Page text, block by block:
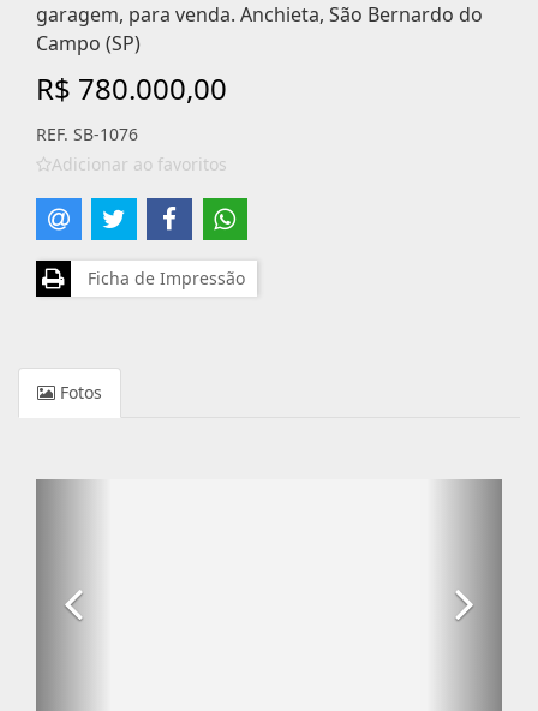
garagem, para venda. Anchieta, São Bernardo do
Campo (SP)
R$ 780.000,00
REF. SB-1076
Adicionar ao favoritos
Ficha de Impressão
Fotos